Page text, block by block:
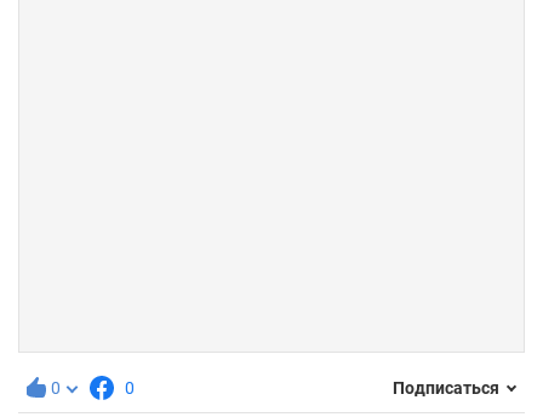
0 0 Подписаться